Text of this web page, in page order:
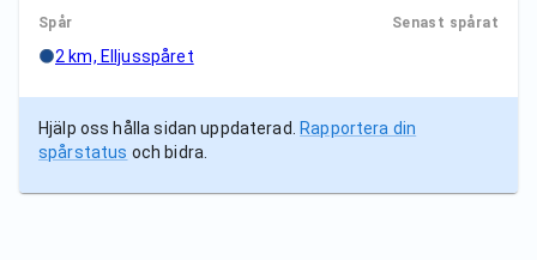
Spår Senast spårat
2 km, Elljusspåret
Hjälp oss hålla sidan uppdaterad.
Rapportera din
spårstatus och bidra.